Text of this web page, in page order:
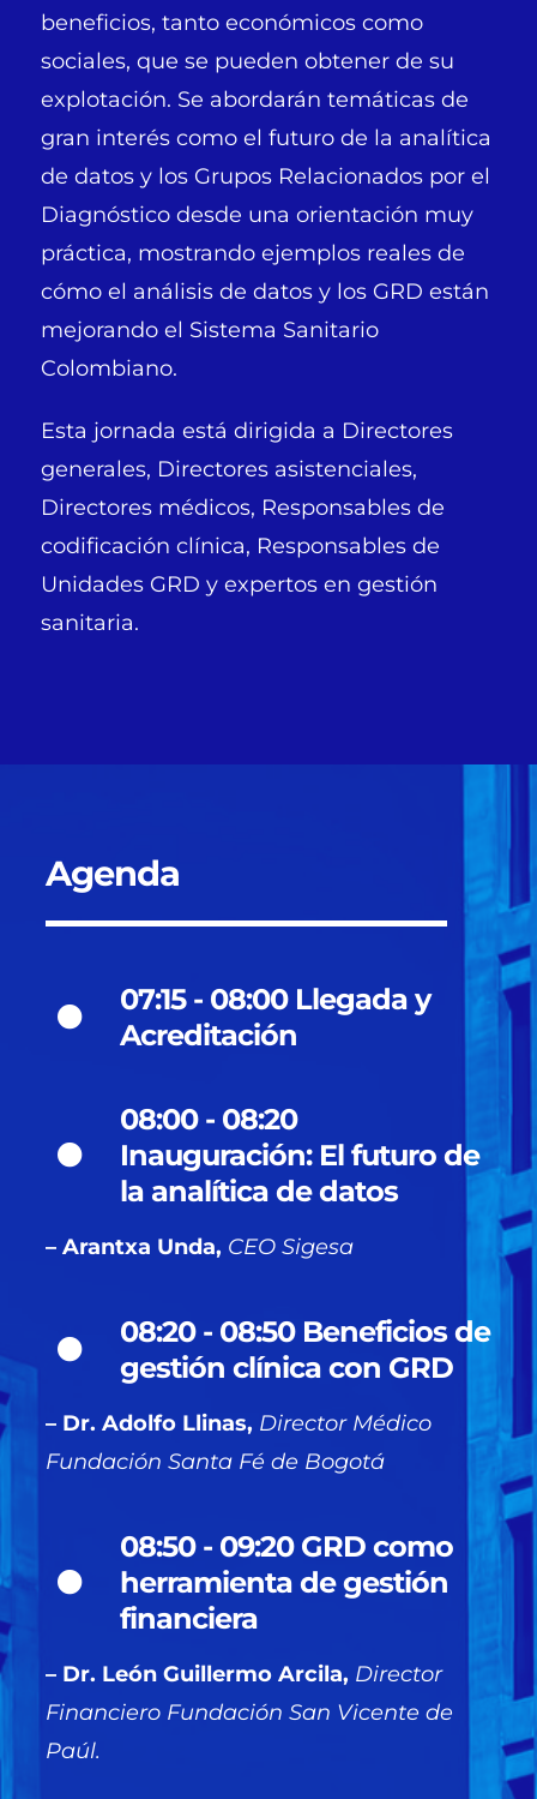
beneficios, tanto económicos como
sociales, que se pueden obtener de su
explotación. Se abordarán temáticas de
gran interés como el futuro de la analítica
de datos y los Grupos Relacionados por el
Diagnóstico desde una orientación muy
práctica, mostrando ejemplos reales de
cómo el análisis de datos y los GRD están
mejorando el Sistema Sanitario
Colombiano.
Esta jornada está dirigida a Directores
generales, Directores asistenciales,
Directores médicos, Responsables de
codificación clínica, Responsables de
Unidades GRD y expertos en gestión
sanitaria.
Agenda
07:15 - 08:00 Llegada y
Acreditación
08:00 - 08:20
Inauguración: El futuro de
la analítica de datos
– Arantxa Unda, CEO Sigesa
08:20 - 08:50 Beneficios de
gestión clínica con GRD
– Dr. Adolfo Llinas, Director Médico
Fundación Santa Fé de Bogotá
08:50 - 09:20 GRD como
herramienta de gestión
financiera
– Dr. León Guillermo Arcila, Director
Financiero Fundación San Vicente de
Paúl.